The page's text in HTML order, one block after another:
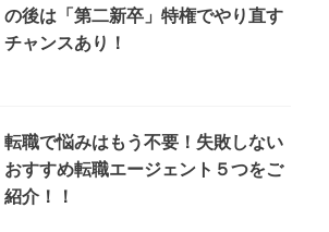
の後は「第二新卒」特権でやり直す
チャンスあり！
転職で悩みはもう不要！失敗しない
おすすめ転職エージェント５つをご
紹介！！